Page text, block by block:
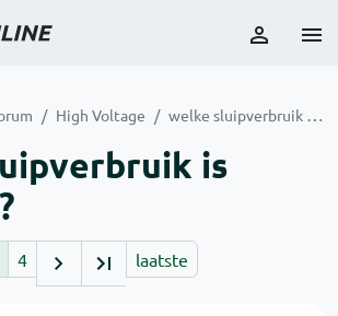
High Voltage welke sluipverbruik is normaal?
is
4 laatste